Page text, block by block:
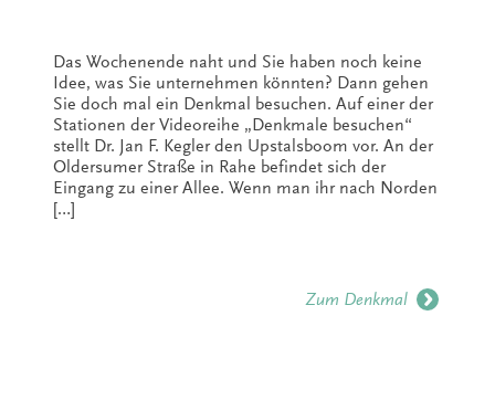
Das Wochenende naht und Sie haben noch keine
Idee, was Sie unternehmen könnten? Dann gehen
Sie doch mal ein Denkmal besuchen. Auf einer der
Stationen der Videoreihe „Denkmale besuchen“
stellt Dr. Jan F. Kegler den Upstalsboom vor. An der
Oldersumer Straße in Rahe befindet sich der
Eingang zu einer Allee. Wenn man ihr nach Norden
[…]
Zum Denkmal